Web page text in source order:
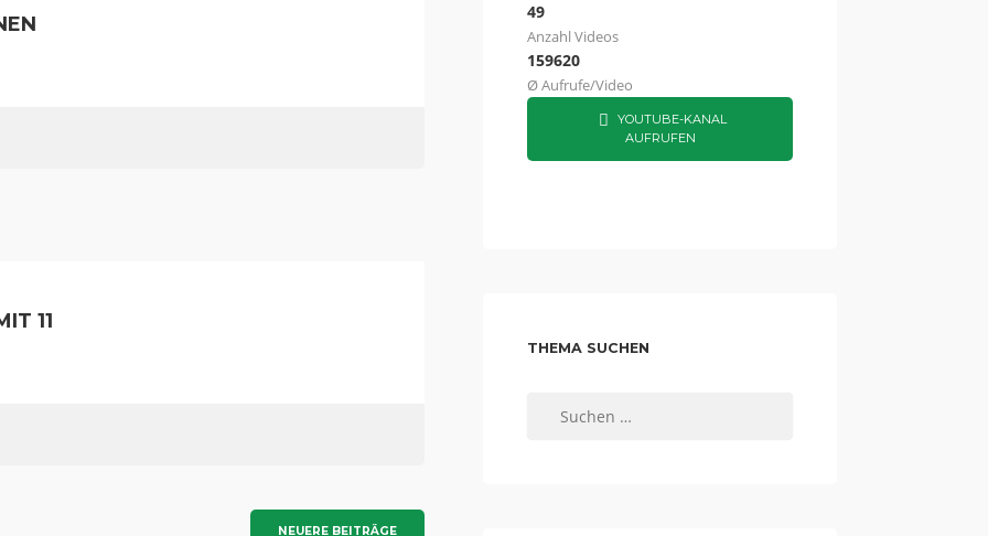
11
NEUERE BEITRÄGE
49
Anzahl Videos
159620
Ø Aufrufe/Video
YOUTUBE-KANAL
AUFRUFEN
THEMA SUCHEN
nach: